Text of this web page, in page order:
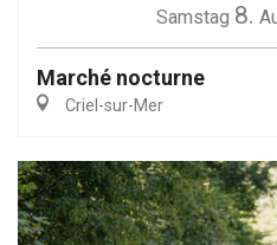
Samstag 8.
Marché nocturne
Criel-sur-Mer